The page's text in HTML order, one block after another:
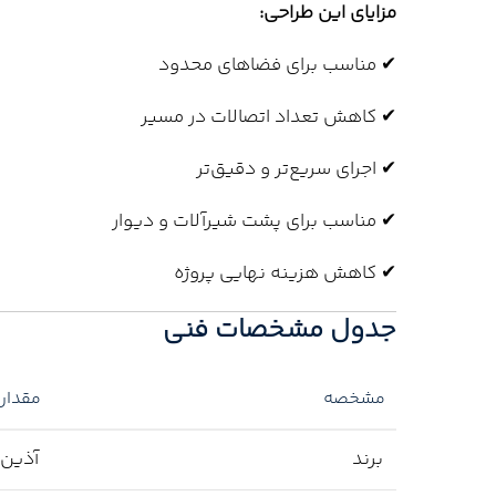
مزایای این طراحی:
✔ مناسب برای فضاهای محدود
✔ کاهش تعداد اتصالات در مسیر
✔ اجرای سریع‌تر و دقیق‌تر
✔ مناسب برای پشت شیرآلات و دیوار
✔ کاهش هزینه نهایی پروژه
جدول مشخصات فنی
مشخصه مقدار
برند